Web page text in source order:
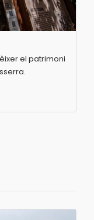
el patrimoni